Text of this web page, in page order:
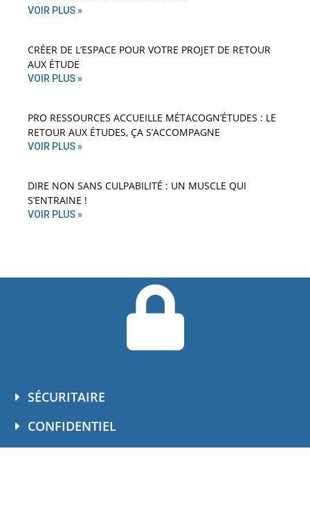
VOIR PLUS »
CRÉER DE L’ESPACE POUR VOTRE PROJET DE RETOUR
AUX ÉTUDE
VOIR PLUS »
PRO RESSOURCES ACCUEILLE MÉTACOGN’ÉTUDES : LE
RETOUR AUX ÉTUDES, ÇA S’ACCOMPAGNE
VOIR PLUS »
DIRE NON SANS CULPABILITÉ : UN MUSCLE QUI
S’ENTRAINE !
VOIR PLUS »
SÉCURITAIRE
CONFIDENTIEL